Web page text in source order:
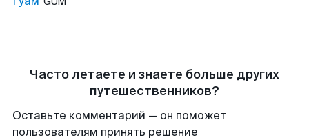
Часто летаете и знаете больше других
путешественников?
Оставьте комментарий — он поможет
пользователям принять решение